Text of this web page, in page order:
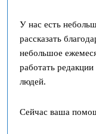
У нас есть
рассказать
небольшое
работать
людей.
Сейчас ваша